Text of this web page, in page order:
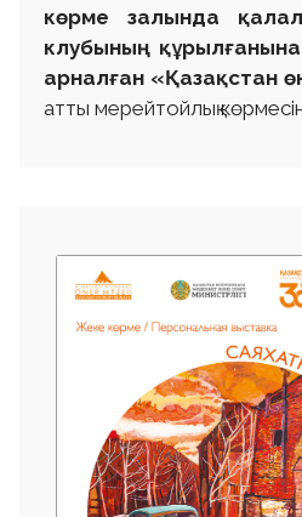
көрме залында
клубының
арналған «Қазақстан
атты мерейтойлық